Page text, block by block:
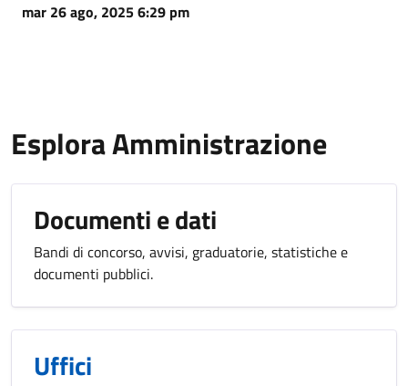
mar 26 ago, 2025 6:29 pm
Esplora Amministrazione
Documenti e dati
Bandi di concorso, avvisi, graduatorie, statistiche e
documenti pubblici.
Uffici